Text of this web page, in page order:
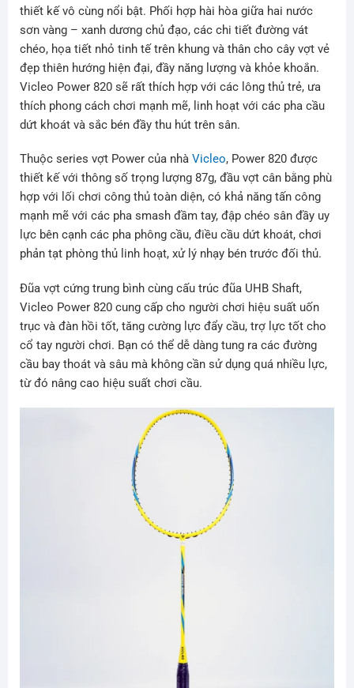
thiết kế vô cùng nổi bật. Phối hợp hài hòa giữa hai nước
sơn vàng – xanh dương chủ đạo, các chi tiết đường vát
chéo, họa tiết nhỏ tinh tế trên khung và thân cho cây vợt vẻ
đẹp thiên hướng hiện đại, đầy năng lượng và khỏe khoắn.
Vicleo Power 820 sẽ rất thích hợp với các lông thủ trẻ, ưa
thích phong cách chơi mạnh mẽ, linh hoạt với các pha cầu
dứt khoát và sắc bén đầy thu hút trên sân.
Thuộc series vợt Power của nhà Vicleo, Power 820 được
thiết kế với thông số trọng lượng 87g, đầu vợt cân bằng phù
hợp với lối chơi công thủ toàn diện, có khả năng tấn công
mạnh mẽ với các pha smash đầm tay, đập chéo sân đầy uy
lực bên cạnh các pha phông cầu, điều cầu dứt khoát, chơi
phản tạt phòng thủ linh hoạt, xử lý nhạy bén trước đối thủ.
Đũa vợt cứng trung bình cùng cấu trúc đũa UHB Shaft,
Vicleo Power 820 cung cấp cho người chơi hiệu suất uốn
trục và đàn hồi tốt, tăng cường lực đẩy cầu, trợ lực tốt cho
cổ tay người chơi. Bạn có thể dễ dàng tung ra các đường
cầu bay thoát và sâu mà không cần sử dụng quá nhiều lực,
từ đó nâng cao hiệu suất chơi cầu.